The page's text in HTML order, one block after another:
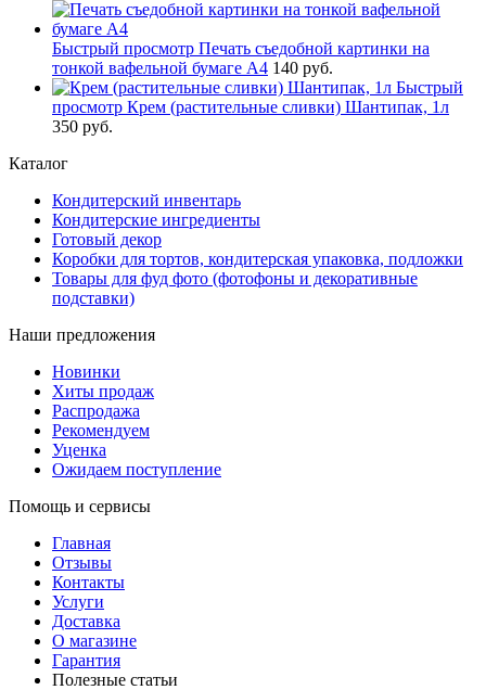
Быстрый просмотр Печать съедобной картинки на
тонкой вафельной бумаге А4 140 руб.
Быстрый
просмотр Крем (растительные сливки) Шантипак, 1л
350 руб.
Каталог
Кондитерский инвентарь
Кондитерские ингредиенты
Готовый декор
Коробки для тортов, кондитерская упаковка, подложки
Товары для фуд фото (фотофоны и декоративные
подставки)
Наши предложения
Новинки
Хиты продаж
Распродажа
Рекомендуем
Уценка
Ожидаем поступление
Помощь и сервисы
Главная
Отзывы
Контакты
Услуги
Доставка
О магазине
Гарантия
Полезные статьи